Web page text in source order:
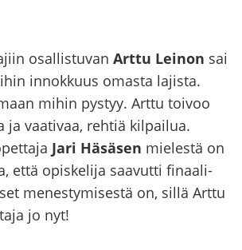
osal­lis­tu­van Arttu Lei­non sai
in­nok­kuus omas­ta la­jis­ta.
mihin pys­tyy. Arttu toi­voo
ja vaa­ti­vaa, reh­tiä kil­pai­lua.
Jari Hä­sä­sen mie­les­tä on
että opis­ke­li­ja saa­vut­ti fi­naa­li­
me­nes­ty­mi­ses­tä on, sillä Arttu
jo nyt!